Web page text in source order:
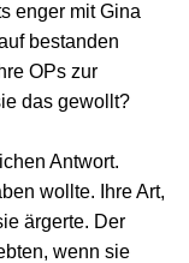
enger mit Gina
bestanden
OPs zur
das gewollt?
Antwort.
wollte. Ihre Art,
ärgerte. Der
wenn sie